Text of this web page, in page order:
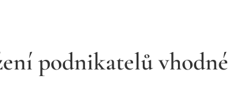
podnikatelů vhodné